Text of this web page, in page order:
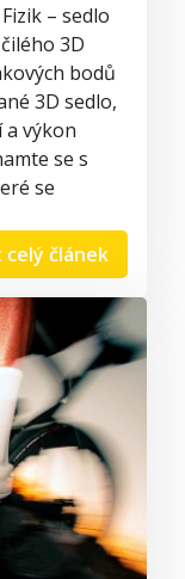
Fizik – sedlo
3D
ových bodů
3D sedlo,
výkon
se s
se
celý článek